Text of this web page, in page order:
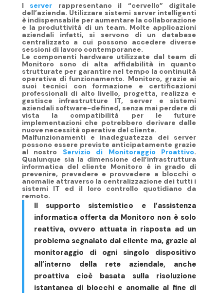
I server rappresentano il “cervello” digitale
dell’azienda. Utilizzare sistemi server intelligenti
è indispensabile per aumentare la collaborazione
e la produttività di un team. Molte applicazioni
aziendali infatti, si servono di un database
centralizzato a cui possono accedere diverse
sessioni di lavoro contemporanee.
Le componenti hardware utilizzate dal team di
Monitoro sono di alta affidabilità in quanto
strutturate per garantire nel tempo la continuità
operativa di funzionamento. Monitoro, grazie ai
suoi tecnici con formazione e certificazioni
professionali di alto livello, progetta, realizza e
gestisce infrastrutture IT, server e sistemi
aziendali software-defined, senza mai perdere di
vista la
compatibilità per le future
implementazioni che potrebbero derivare dalle
nuove necessità operative del cliente.
Malfunzionamenti e inadeguatezza dei server
possono essere previste anticipatamente grazie
al nostro Servizio di Monitoraggio Proattivo.
Qualunque sia la dimensione dell’infrastruttura
informatica del cliente Monitoro è in grado di
prevenire, prevedere e provvedere a blocchi o
anomalie attraverso la centralizzazione dei tutti i
sistemi IT ed il loro controllo quotidiano da
remoto.
Il supporto sistemistico e l’assistenza
informatica offerta da Monitoro non è solo
reattiva, ovvero attuata in risposta ad un
problema segnalato dal cliente ma, grazie al
monitoraggio di ogni singolo dispositivo
all’interno della rete aziendale, anche
proattivacioè basata sulla risoluzione
istantanea di blocchi e anomalie al fine di